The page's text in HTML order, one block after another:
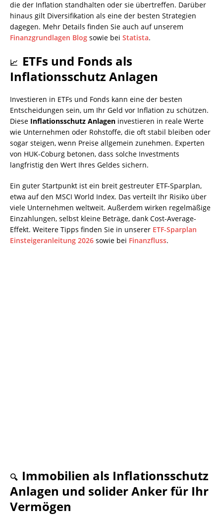
die der Inflation standhalten oder sie übertreffen. Darüber
hinaus gilt Diversifikation als eine der besten Strategien
dagegen. Mehr Details finden Sie auch auf unserem
Finanzgrundlagen Blog sowie bei Statista.
📈 ETFs und Fonds als
Inflationsschutz Anlagen
Investieren in ETFs und Fonds kann eine der besten
Entscheidungen sein, um Ihr Geld vor Inflation zu schützen.
Diese Inflationsschutz Anlagen investieren in reale Werte
wie Unternehmen oder Rohstoffe, die oft stabil bleiben oder
sogar steigen, wenn Preise allgemein zunehmen. Experten
von HUK-Coburg betonen, dass solche Investments
langfristig den Wert Ihres Geldes sichern.
Ein guter Startpunkt ist ein breit gestreuter ETF-Sparplan,
etwa auf den MSCI World Index. Das verteilt Ihr Risiko über
viele Unternehmen weltweit. Außerdem wirken regelmäßige
Einzahlungen, selbst kleine Beträge, dank Cost-Average-
Effekt. Weitere Tipps finden Sie in unserer ETF-Sparplan
Einsteigeranleitung 2026 sowie bei Finanzfluss.
🔍 Immobilien als Inflationsschutz
Anlagen und solider Anker für Ihr
Vermögen